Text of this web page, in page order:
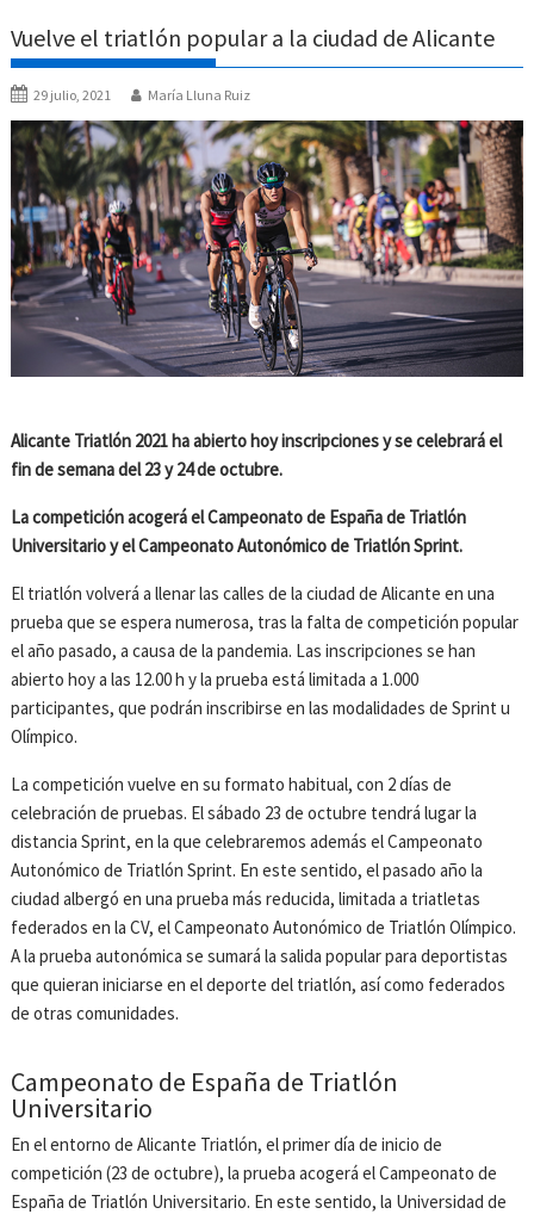
Vuelve el triatlón popular a la ciudad de Alicante
29 julio, 2021 María Lluna Ruiz
Alicante Triatlón 2021 ha abierto hoy inscripciones y se celebrará el
fin de semana del 23 y 24 de octubre.
La competición acogerá el Campeonato de España de Triatlón
Universitario y el Campeonato Autonómico de Triatlón Sprint.
El triatlón volverá a llenar las calles de la ciudad de Alicante en una
prueba que se espera numerosa, tras la falta de competición popular
el año pasado, a causa de la pandemia. Las inscripciones se han
abierto hoy a las 12.00 h y la prueba está limitada a 1.000
participantes, que podrán inscribirse en las modalidades de Sprint u
Olímpico.
La competición vuelve en su formato habitual, con 2 días de
celebración de pruebas. El sábado 23 de octubre tendrá lugar la
distancia Sprint, en la que celebraremos además el Campeonato
Autonómico de Triatlón Sprint. En este sentido, el pasado año la
ciudad albergó en una prueba más reducida, limitada a triatletas
federados en la CV, el Campeonato Autonómico de Triatlón Olímpico.
A la prueba autonómica se sumará la salida popular para deportistas
que quieran iniciarse en el deporte del triatlón, así como federados
de otras comunidades.
Campeonato de España de Triatlón
Universitario
En el entorno de Alicante Triatlón, el primer día de inicio de
competición (23 de octubre), la prueba acogerá el Campeonato de
España de Triatlón Universitario. En este sentido, la Universidad de